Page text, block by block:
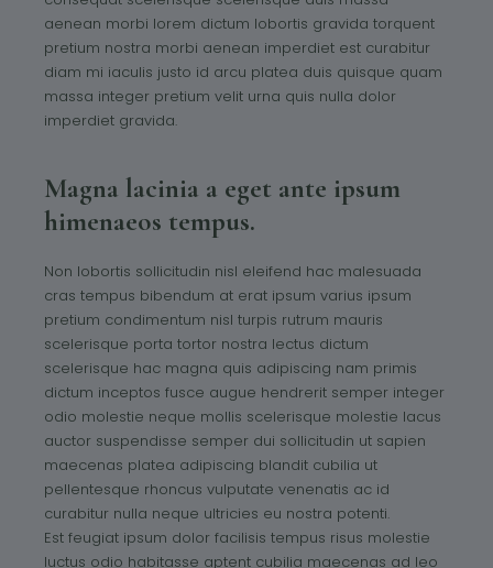
aenean morbi lorem dictum lobortis gravida torquent
pretium nostra morbi aenean imperdiet est curabitur
diam mi iaculis justo id arcu platea duis quisque quam
massa integer pretium velit urna quis nulla dolor
imperdiet gravida.
Magna lacinia a eget ante ipsum
himenaeos tempus.
Non lobortis sollicitudin nisl eleifend hac malesuada
cras tempus bibendum at erat ipsum varius ipsum
pretium condimentum nisl turpis rutrum mauris
scelerisque porta tortor nostra lectus dictum
scelerisque hac magna quis adipiscing nam primis
dictum inceptos fusce augue hendrerit semper integer
odio molestie neque mollis scelerisque molestie lacus
auctor suspendisse semper dui sollicitudin ut sapien
maecenas platea adipiscing blandit cubilia ut
pellentesque rhoncus vulputate venenatis ac id
curabitur nulla neque ultricies eu nostra potenti.
Est feugiat ipsum dolor facilisis tempus risus molestie
luctus odio habitasse aptent cubilia maecenas ad leo